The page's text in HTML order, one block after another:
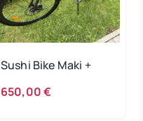
Sushi Bike Maki +
650,00 €